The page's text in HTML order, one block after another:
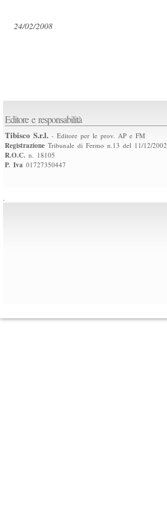
24/02/2008
Editore e responsabilità
Tibisco S.r.l. - Editore per le prov. AP e FM
Registrazione Tribunale di Fermo n.13 del 11/12/2002
R.O.C. n. 18105
P. Iva 01727350447
.